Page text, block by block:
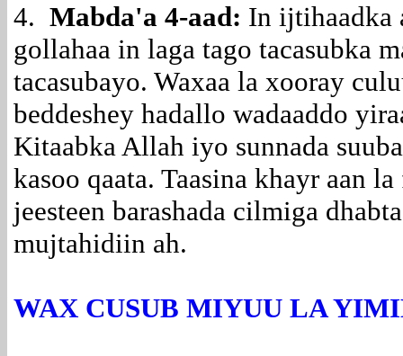
4. Mabda'a 4-aad: In ijtihaadka
gollahaa in laga tago tacasubka
tacasubayo. Waxaa la xooray
beddeshey hadallo wadaaddo
Kitaabka Allah iyo sunnada
kasoo qaata. Taasina khayr aan
jeesteen barashada cilmiga
mujtahidiin ah.
WAX CUSUB MIYUU LA